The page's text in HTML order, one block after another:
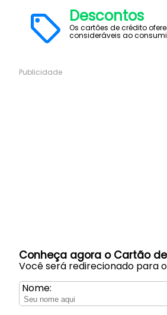
Descontos
Os cartões de crédito
consideráveis ao
Publicidade
Conheça agora o Cartão
Você será redirecionado para
Nome: